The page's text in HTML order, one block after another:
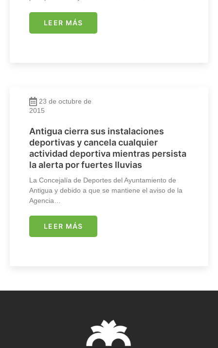
LEER MÁS
23 de octubre de
2015
Antigua cierra sus instalaciones
deportivas y cancela cualquier
actividad deportiva mientras persista
la alerta por fuertes lluvias
La Concejalía de Deportes del Ayuntamiento de
Antigua y debido a que se mantiene el aviso de la
Agencia…
LEER MÁS